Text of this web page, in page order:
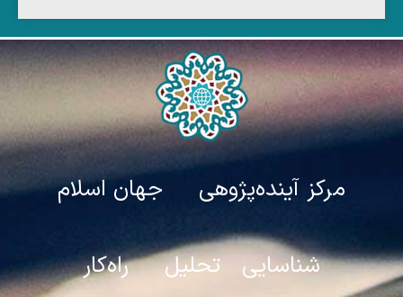
مرکز آینده‌پژوهی جهان اسلام
شناسایی تحلیل راه‌کار